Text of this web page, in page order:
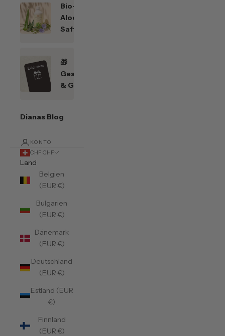
Bio-
Aloe
Saft
🎁
Geschenkefinder
& Gutscheine
Dianas Blog
KONTO
CHF CHF
Land
Belgien
(EUR €)
Bulgarien
(EUR €)
Dänemark
(EUR €)
Deutschland
(EUR €)
Estland (EUR
€)
Finnland
(EUR €)